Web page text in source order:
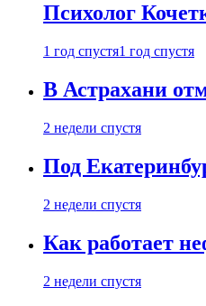
Психолог
1 год спустя1 год спустя
В Астрахани
2 недели спустя
Под
2 недели спустя
Как работает
2 недели спустя